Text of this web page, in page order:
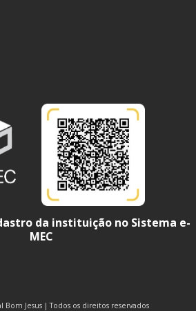
da instituição no Sistema e-
MEC
Bom Jesus | Todos os direitos reservados